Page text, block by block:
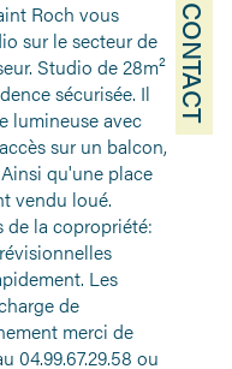
CONTACT
sur le secteur de
Studio de 28m²
sécurisée. Il
lumineuse avec
sur un balcon,
qu'une place
vendu loué.
de la copropriété:
Les
de
merci de
04.99.67.29.58 ou